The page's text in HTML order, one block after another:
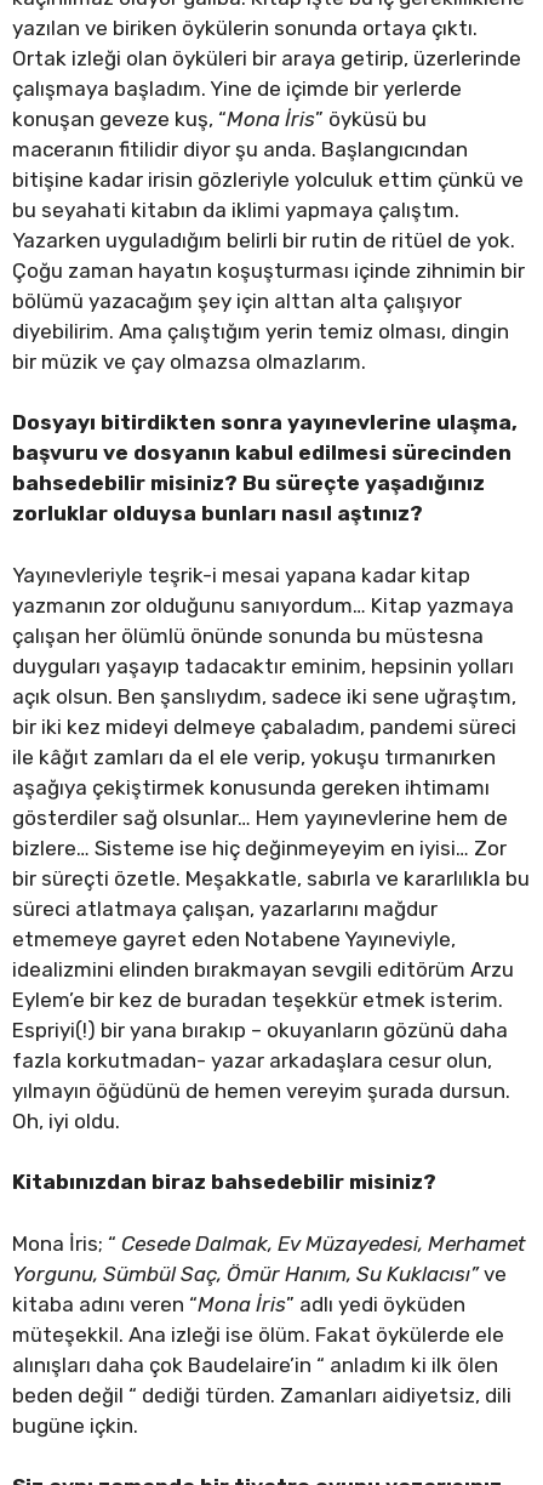
yazılan ve biriken öykülerin sonunda ortaya çıktı.
Ortak izleği olan öyküleri bir araya getirip, üzerlerinde
çalışmaya başladım. Yine de içimde bir yerlerde
konuşan geveze kuş, “Mona İris” öyküsü bu
maceranın fitilidir diyor şu anda. Başlangıcından
bitişine kadar irisin gözleriyle yolculuk ettim çünkü ve
bu seyahati kitabın da iklimi yapmaya çalıştım.
Yazarken uyguladığım belirli bir rutin de ritüel de yok.
Çoğu zaman hayatın koşuşturması içinde zihnimin bir
bölümü yazacağım şey için alttan alta çalışıyor
diyebilirim. Ama çalıştığım yerin temiz olması, dingin
bir müzik ve çay olmazsa olmazlarım.
Dosyayı bitirdikten sonra yayınevlerine ulaşma,
başvuru ve dosyanın kabul edilmesi sürecinden
bahsedebilir misiniz? Bu süreçte yaşadığınız
zorluklar olduysa bunları nasıl aştınız?
Yayınevleriyle teşrik-i mesai yapana kadar kitap
yazmanın zor olduğunu sanıyordum… Kitap yazmaya
çalışan her ölümlü önünde sonunda bu müstesna
duyguları yaşayıp tadacaktır eminim, hepsinin yolları
açık olsun. Ben şanslıydım, sadece iki sene uğraştım,
bir iki kez mideyi delmeye çabaladım, pandemi süreci
ile kâğıt zamları da el ele verip, yokuşu tırmanırken
aşağıya çekiştirmek konusunda gereken ihtimamı
gösterdiler sağ olsunlar… Hem yayınevlerine hem de
bizlere… Sisteme ise hiç değinmeyeyim en iyisi… Zor
bir süreçti özetle. Meşakkatle, sabırla ve kararlılıkla bu
süreci atlatmaya çalışan, yazarlarını mağdur
etmemeye gayret eden Notabene Yayıneviyle,
idealizmini elinden bırakmayan sevgili editörüm Arzu
Eylem’e bir kez de buradan teşekkür etmek isterim.
Espriyi(!) bir yana bırakıp – okuyanların gözünü daha
fazla korkutmadan- yazar arkadaşlara cesur olun,
yılmayın öğüdünü de hemen vereyim şurada dursun.
Oh, iyi oldu.
Kitabınızdan biraz bahsedebilir misiniz?
Mona İris; “ Cesede Dalmak, Ev Müzayedesi, Merhamet
Yorgunu, Sümbül Saç, Ömür Hanım, Su Kuklacısı”ve
kitaba adını veren “Mona İris” adlı yedi öyküden
müteşekkil. Ana izleği ise ölüm. Fakat öykülerde ele
alınışları daha çok Baudelaire’in “ anladım ki ilk ölen
beden değil “ dediği türden. Zamanları aidiyetsiz, dili
bugüne içkin.